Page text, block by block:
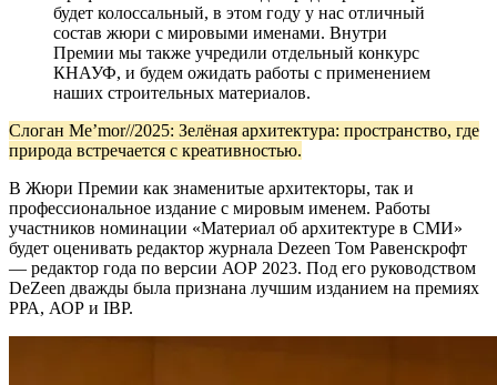
будет колоссальный, в этом году у нас отличный
состав жюри с мировыми именами. Внутри
Премии мы также учредили отдельный конкурс
КНАУФ, и будем ожидать работы с применением
наших строительных материалов.
Слоган Me’mor//2025: Зелёная архитектура: пространство, где
природа встречается с креативностью.
В Жюри Премии как знаменитые архитекторы, так и
профессиональное издание с мировым именем. Работы
участников номинации «Материал об архитектуре в СМИ»
будет оценивать редактор журнала Dezeen Том Равенскрофт
— редактор года по версии АОР 2023. Под его руководством
DeZeen дважды была признана лучшим изданием на премиях
РРА, АОР и ІВР.